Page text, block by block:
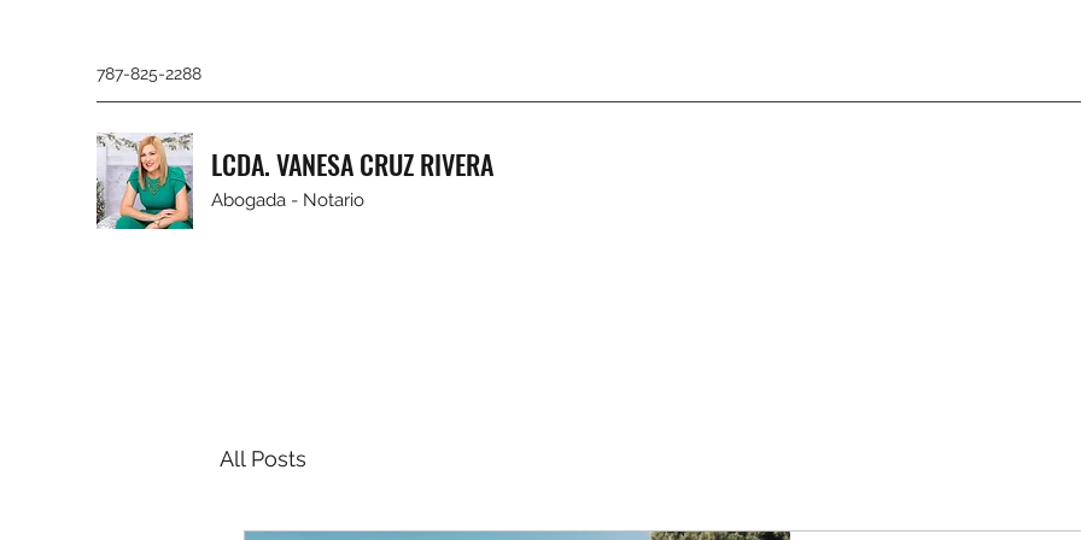
787-825-2288
LCDA. VANESA CRUZ RIVERA
Abogada - Notario
All Posts